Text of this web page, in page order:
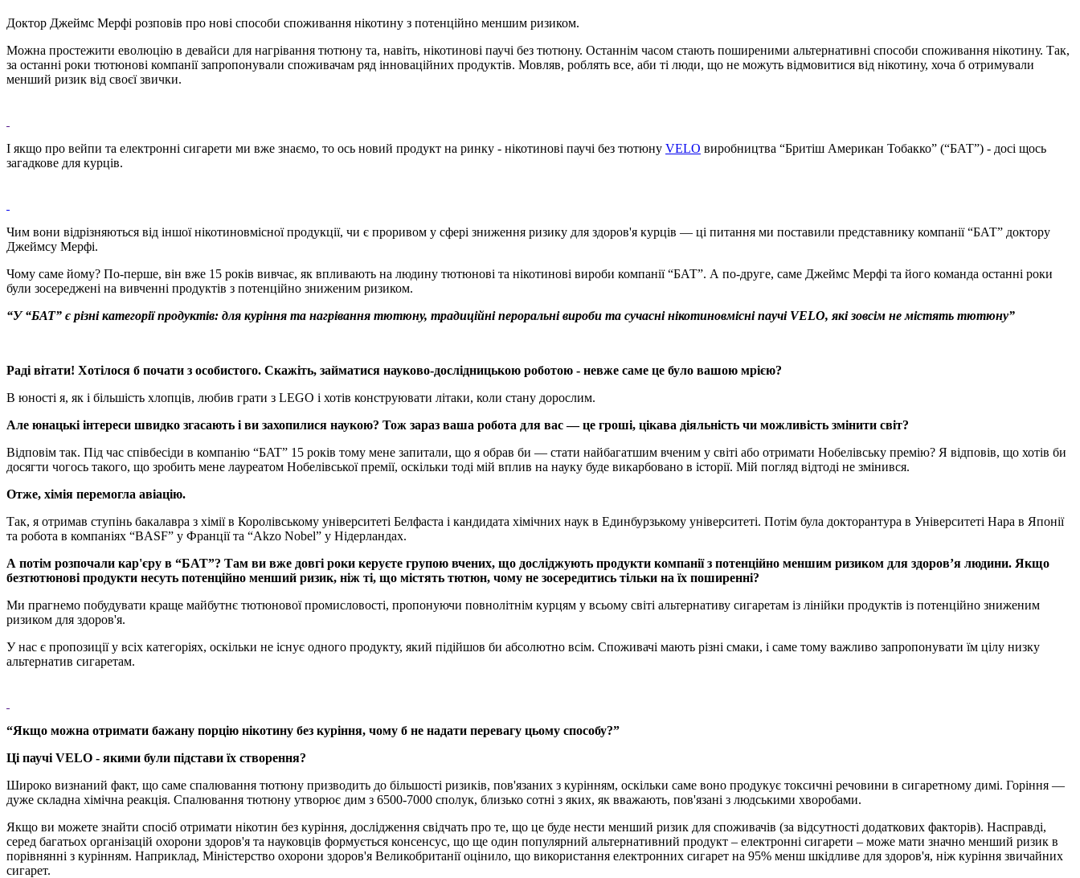
Доктор Джеймс Мерфі розповів про нові способи споживання нікотину з потенційно меншим ризиком.
Можна простежити еволюцію в девайси для нагрівання тютюну та, навіть, нікотинові паучі без тютюну. Останнім часом стають поширеними альтернативні способи споживання нікотину. Так,
за останні роки тютюнові компанії запропонували споживачам ряд інноваційних продуктів. Мовляв, роблять все, аби ті люди, що не можуть відмовитися від нікотину, хоча б отримували
менший ризик від своєї звички.
І якщо про вейпи та електронні сигарети ми вже знаємо, то ось новий продукт на ринку - нікотинові паучі без тютюну VELO виробництва “Бритіш Американ Тобакко” (“БАТ”) - досі щось
загадкове для курців.
Чим вони відрізняються від іншої нікотиновмісної продукції, чи є проривом у сфері зниження ризику для здоров'я курців — ці питання ми поставили представнику компанії “БАТ” доктору
Джеймсу Мерфі.
Чому саме йому? По-перше, він вже 15 років вивчає, як впливають на людину тютюнові та нікотинові вироби компанії “БАТ”. А по-друге, саме Джеймс Мерфі та його команда останні роки
були зосереджені на вивченні продуктів з потенційно зниженим ризиком.
“У “БАТ” є різні категорії продуктів: для куріння та нагрівання тютюну, традиційні пероральні вироби та сучасні нікотиновмісні паучі VELO, які зовсім не містять тютюну”
Раді вітати! Хотілося б почати з особистого. Скажіть, займатися науково-дослідницькою роботою - невже саме це було вашою мрією?
В юності я, як і більшість хлопців, любив грати з LEGO і хотів конструювати літаки, коли стану дорослим.
Але юнацькі інтереси швидко згасають і ви захопилися наукою? Тож зараз ваша робота для вас — це гроші, цікава діяльність чи можливість змінити світ?
Відповім так. Під час співбесіди в компанію “БAT” 15 років тому мене запитали, що я обрав би — стати найбагатшим вченим у світі або отримати Нобелівську премію? Я відповів, що хотів би
досягти чогось такого, що зробить мене лауреатом Нобелівської премії, оскільки тоді мій вплив на науку буде викарбовано в історії. Мій погляд відтоді не змінився.
Отже, хімія перемогла авіацію.
Так, я отримав ступінь бакалавра з хімії в Королівському університеті Белфаста і кандидата хімічних наук в Единбурзькому університеті. Потім була докторантура в Університеті Нара в Японії
та робота в компаніях “BASF” у Франції та “Akzo Nobel” у Нідерландах.
А потім розпочали кар'єру в “БАТ”? Там ви вже довгі роки керуєте групою вчених, що досліджують продукти компанії з потенційно меншим ризиком для здоров’я людини. Якщо
безтютюнові продукти несуть потенційно менший ризик, ніж ті, що містять тютюн, чому не зосередитись тільки на їх поширенні?
Ми прагнемо побудувати краще майбутнє тютюнової промисловості, пропонуючи повнолітнім курцям у всьому світі альтернативу сигаретам із лінійки продуктів із потенційно зниженим
ризиком для здоров'я.
У нас є пропозиції у всіх категоріях, оскільки не існує одного продукту, який підійшов би абсолютно всім. Споживачі мають різні смаки, і саме тому важливо запропонувати їм цілу низку
альтернатив сигаретам.
“Якщо можна отримати бажану порцію нікотину без куріння, чому б не надати перевагу цьому способу?”
Ці паучі VELO - якими були підстави їх створення?
Широко визнаний факт, що саме спалювання тютюну призводить до більшості ризиків, пов'язаних з курінням, оскільки саме воно продукує токсичні речовини в сигаретному димі. Горіння —
дуже складна хімічна реакція. Спалювання тютюну утворює дим з 6500-7000 сполук, близько сотні з яких, як вважають, пов'язані з людськими хворобами.
Якщо ви можете знайти спосіб отримати нікотин без куріння, дослідження свідчать про те, що це буде нести менший ризик для споживачів (за відсутності додаткових факторів). Насправді,
серед багатьох організацій охорони здоров'я та науковців формується консенсус, що ще один популярний альтернативний продукт – електронні сигарети – може мати значно менший ризик в
порівнянні з курінням. Наприклад, Міністерство охорони здоров'я Великобританії оцінило, що використання електронних сигарет на 95% менш шкідливе для здоров'я, ніж куріння звичайних
сигарет.